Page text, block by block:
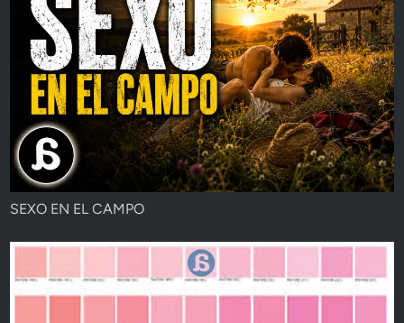
SEXO EN EL CAMPO